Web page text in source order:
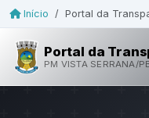
Início / Portal da
Portal da
PM VISTA SERRANA/